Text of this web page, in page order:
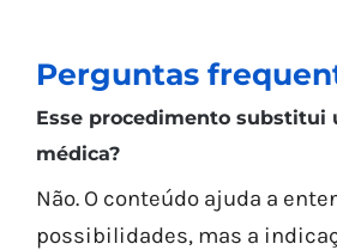
Perguntas
Esse procedimento substitui
médica?
Não. O conteúdo ajuda a
possibilidades, mas a